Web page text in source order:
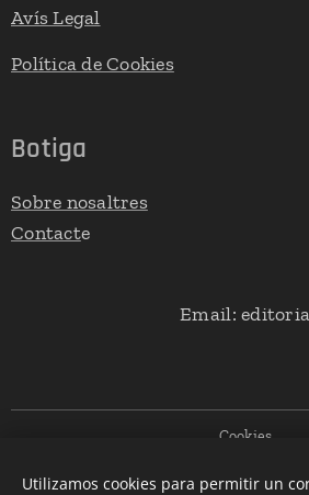
Avís Legal
Política de Cookies
Botiga
Sobre nosaltres
Contacte
Email:
Cookies
Llengües
Utilizamos cookies para permitir un